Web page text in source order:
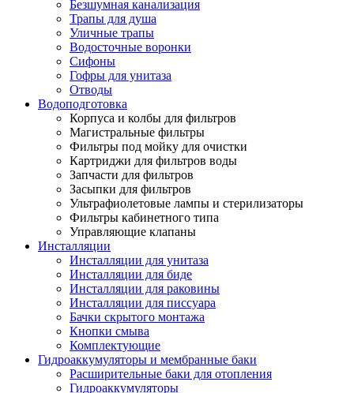
Безшумная канализация
Трапы для душа
Уличные трапы
Водосточные воронки
Сифоны
Гофры для унитаза
Отводы
Водоподготовка
Корпуса и колбы для фильтров
Магистральные фильтры
Фильтры под мойку для очистки
Картриджи для фильтров воды
Запчасти для фильтров
Засыпки для фильтров
Ультрафиолетовые лампы и стерилизаторы
Фильтры кабинетного типа
Управляющие клапаны
Инсталляции
Инсталляции для унитаза
Инсталляции для биде
Инсталляции для раковины
Инсталляции для писсуара
Бачки скрытого монтажа
Кнопки смыва
Комплектующие
Гидроаккумуляторы и мембранные баки
Расширительные баки для отопления
Гидроаккумуляторы